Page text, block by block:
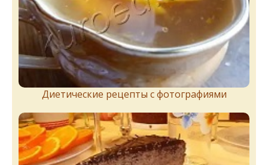
Диетические рецепты с фотографиями